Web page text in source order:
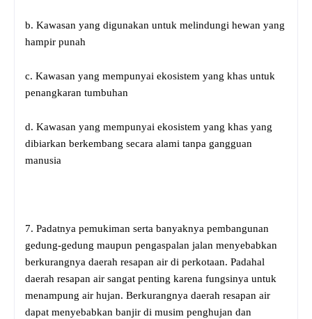
b. Kawasan yang digunakan untuk melindungi hewan yang
hampir punah
c. Kawasan yang mempunyai ekosistem yang khas untuk
penangkaran tumbuhan
d. Kawasan yang mempunyai ekosistem yang khas yang
dibiarkan berkembang secara alami tanpa gangguan
manusia
7. Padatnya pemukiman serta banyaknya pembangunan
gedung-gedung maupun pengaspalan jalan menyebabkan
berkurangnya daerah resapan air di perkotaan. Padahal
daerah resapan air sangat penting karena fungsinya untuk
menampung air hujan. Berkurangnya daerah resapan air
dapat menyebabkan banjir di musim penghujan dan